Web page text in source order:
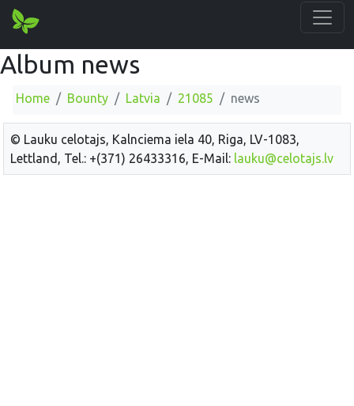
Album news
Home Bounty Latvia 21085 news
© Lauku celotajs, Kalnciema iela 40, Riga, LV-1083,
Lettland, Tel.: +(371) 26433316, E-Mail: lauku@celotajs.lv